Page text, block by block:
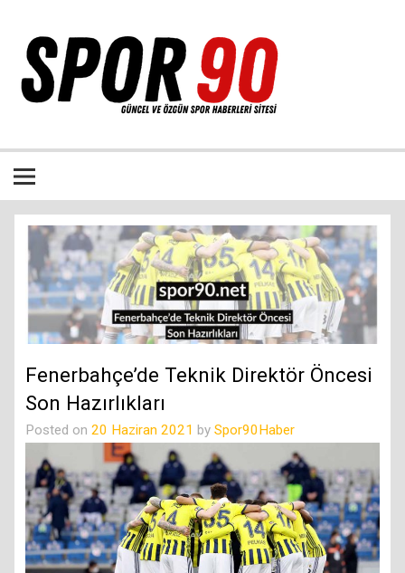
Fenerbahçe’de Teknik Direktör Öncesi
Son Hazırlıkları
Posted on 20 Haziran 2021 by Spor90Haber